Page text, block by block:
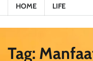
HOME LIFE
Tag: